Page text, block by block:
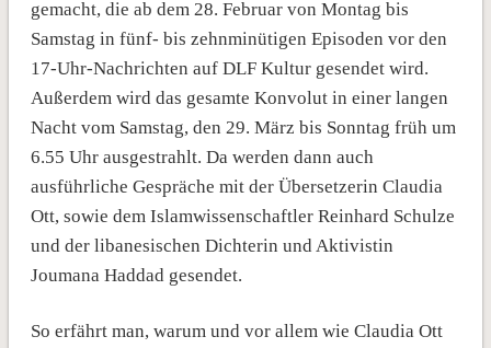
gemacht, die ab dem 28. Februar von Montag bis
Samstag in fünf- bis zehnminütigen Episoden vor den
17-Uhr-Nachrichten auf DLF Kultur gesendet wird.
Außerdem wird das gesamte Konvolut in einer langen
Nacht vom Samstag, den 29. März bis Sonntag früh um
6.55 Uhr ausgestrahlt. Da werden dann auch
ausführliche Gespräche mit der Übersetzerin Claudia
Ott, sowie dem Islamwissenschaftler Reinhard Schulze
und der libanesischen Dichterin und Aktivistin
Joumana Haddad gesendet.
So erfährt man, warum und vor allem wie Claudia Ott